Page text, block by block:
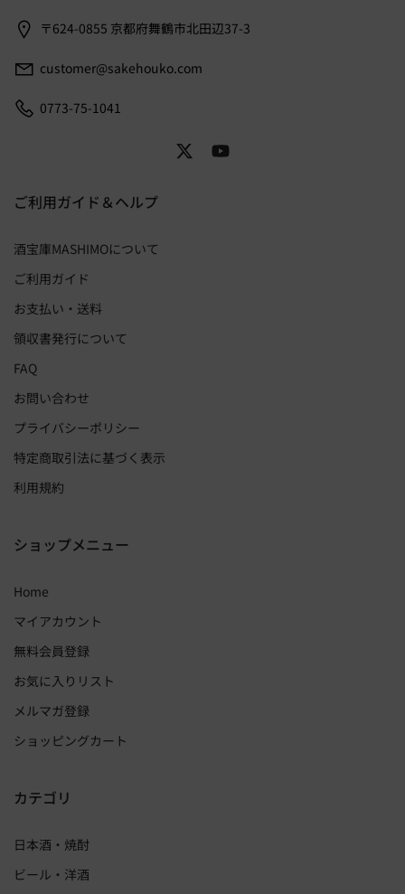
〒624-0855 京都府舞鶴市北田辺37-3
customer@sakehouko.com
0773-75-1041
ご利用ガイド＆ヘルプ
酒宝庫MASHIMOについて
ご利用ガイド
お支払い・送料
領収書発行について
FAQ
お問い合わせ
プライバシーポリシー
特定商取引法に基づく表示
利用規約
ショップメニュー
Home
マイアカウント
無料会員登録
お気に入りリスト
メルマガ登録
ショッピングカート
カテゴリ
日本酒・焼酎
ビール・洋酒